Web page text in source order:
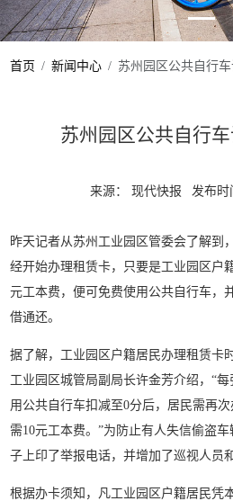
首页 新闻中心 苏州园区公共自行
苏州园区公共自行
来源： 现代快报 发布时
昨天记者从苏州工业园区管委会了解到
经开始办理租赁卡，只要是工业园区户
元工本费，便可免费使用公共自行车，
借通还。
据了解，工业园区户籍居民办理租赁卡
工业园区城管局副局长许金芳介绍，“
用公共自行车扣减至0分后，居民需再
需10元工本费。”为防止有人失信偷盗
子上印了举报电话，并增加了巡视人员
根据办卡须知，凡工业园区户籍居民凭